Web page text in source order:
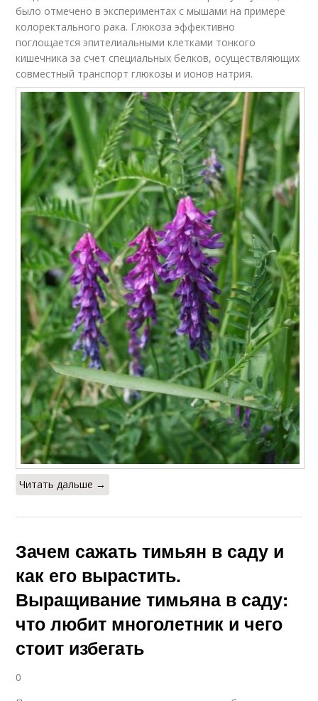
было отмечено в экспериментах с мышами на примере
колоректального рака. Глюкоза эффективно
поглощается эпителиальными клетками тонкого
кишечника за счет специальных белков, осуществляющих
совместный транспорт глюкозы и ионов натрия.
Читать дальше →
Зачем сажать тимьян в саду и
как его вырастить.
Выращивание тимьяна в саду:
что любит многолетник и чего
стоит избегать
0